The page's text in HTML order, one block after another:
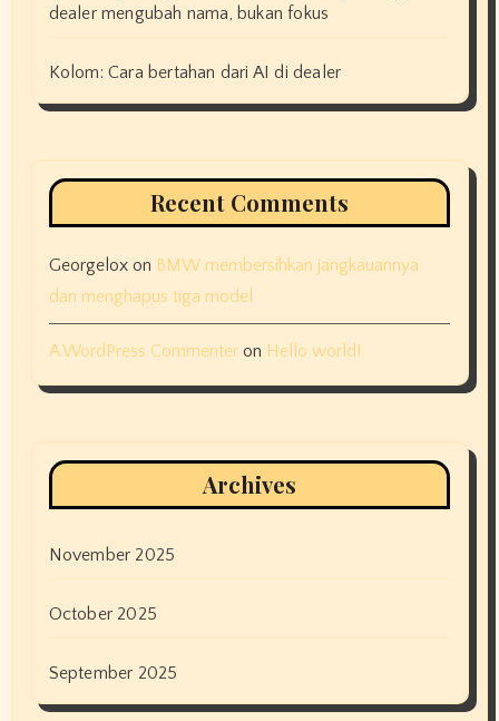
dealer mengubah nama, bukan fokus
Kolom: Cara bertahan dari AI di dealer
Recent Comments
Georgeloxon BMW membersihkan jangkauannya
dan menghapus tiga model
A WordPress Commenteron Hello world!
Archives
November 2025
October 2025
September 2025